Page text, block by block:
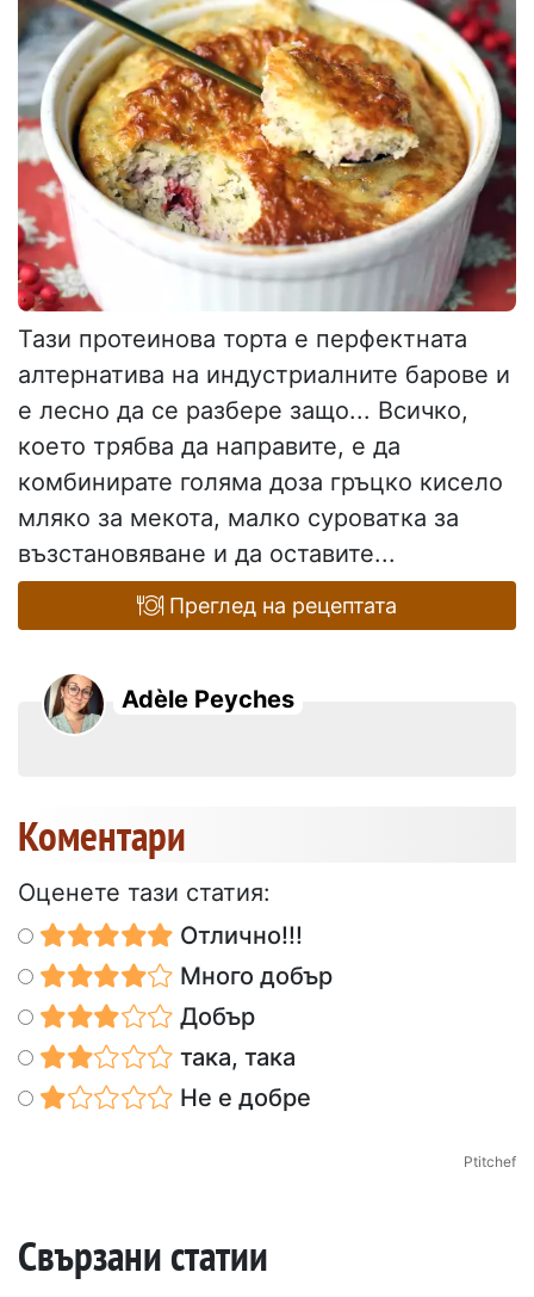
Тази протеинова торта е перфектната
алтернатива на индустриалните барове и
е лесно да се разбере защо... Всичко,
което трябва да направите, е да
комбинирате голяма доза гръцко кисело
мляко за мекота, малко суроватка за
възстановяване и да оставите...
Преглед на рецептата
Adèle Peyches
Коментари
Оценете тази статия:
Отлично!!!
Много добър
Добър
така, така
Не е добре
Ptitchef
Свързани статии